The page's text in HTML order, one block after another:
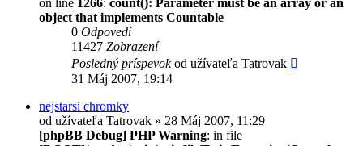
object that implements Countable
0 Odpovedí
11427 Zobrazení
Posledný príspevokod užívateľa Tatrovak
31 Máj 2007, 19:14
nejstarsi chromky
od užívateľa Tatrovak » 28 Máj 2007, 11:29
[phpBB Debug] PHP Warning: in file